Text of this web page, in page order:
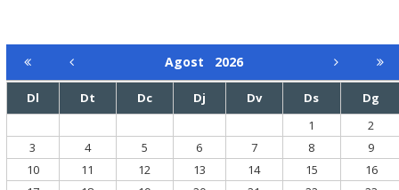
Agost 2026
Dl Dt Dc Dj Dv Ds
Dg
1
2
3
4 5 6 7 8
9
10
11 12 13 14 15
16